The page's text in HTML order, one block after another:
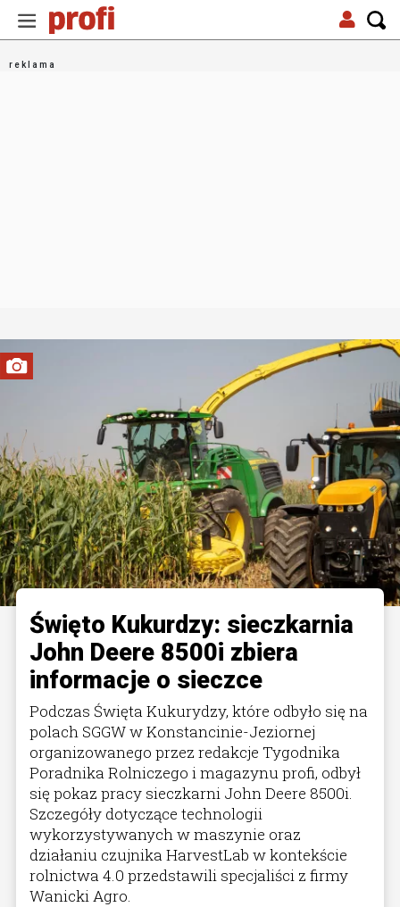
Święto Kukurdzy: sieczkarnia
John Deere 8500i zbiera
informacje o sieczce
Podczas Święta Kukurydzy, które odbyło się na
polach SGGW w Konstancinie-Jeziornej
organizowanego przez redakcje Tygodnika
Poradnika Rolniczego i magazynu profi, odbył
się pokaz pracy sieczkarni John Deere 8500i.
Szczegóły dotyczące technologii
wykorzystywanych w maszynie oraz
działaniu czujnika HarvestLab w kontekście
rolnictwa 4.0 przedstawili specjaliści z firmy
Wanicki Agro.